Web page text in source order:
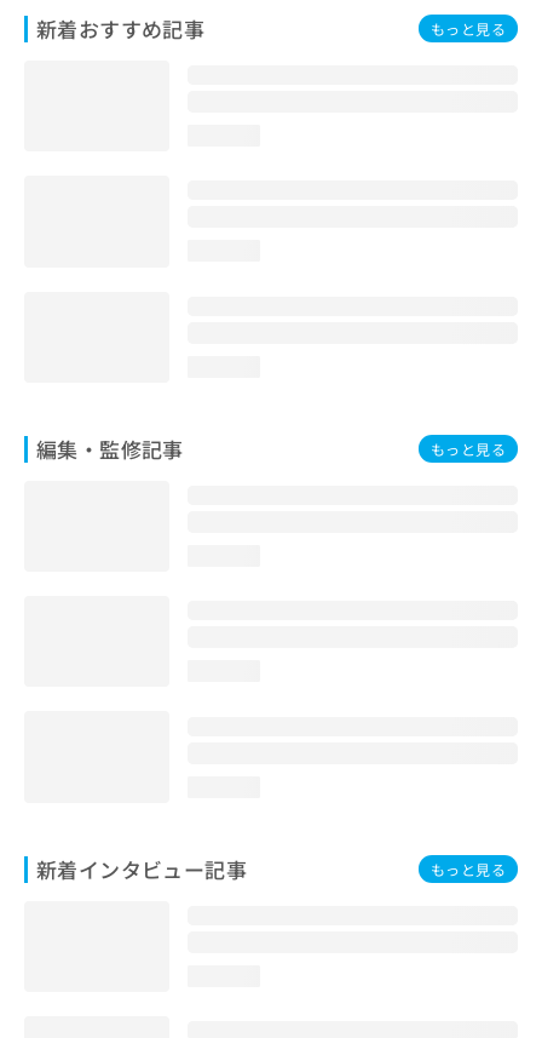
新着おすすめ記事 もっと見る
編集・監修記事 もっと見る
新着インタビュー記事 もっと見る
お
問